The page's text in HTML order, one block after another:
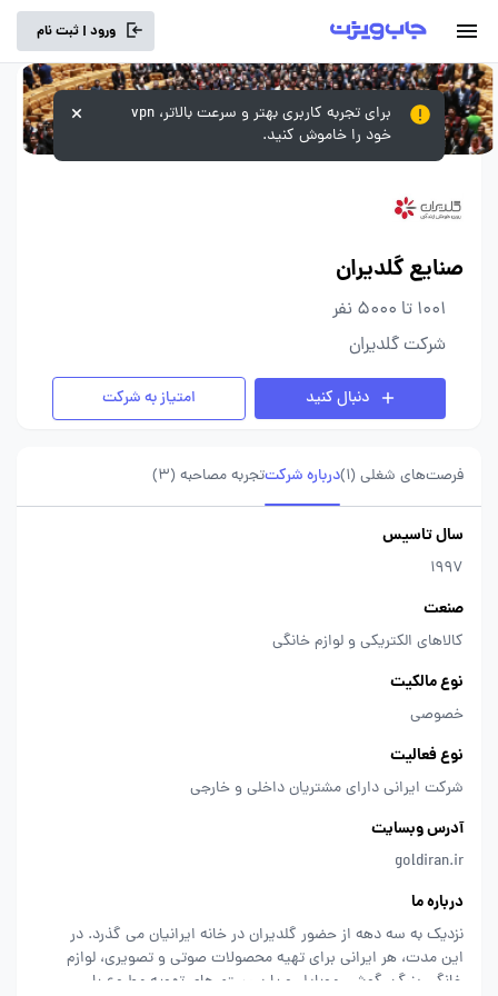
ورود | ثبت نام
صنایع گلدیران
1001 تا 5000 نفر
شرکت گلدیران
دنبال کنید امتیاز به شرکت
فرصت‌های شغلی (1) درباره شرکتتجربه مصاحبه (3)
سال تاسیس
1997
صنعت
کالاهای الکتریکی و لوازم خانگی
نوع مالکیت
خصوصی
نوع فعالیت
شرکت ایرانی دارای مشتریان داخلی و خارجی
آدرس وبسایت
goldiran.ir
درباره ما
نزدیک به سه دهه از حضور گلدیران در خانه ایرانیان می گذرد. در
این مدت، هر ایرانی برای تهیه محصولات صوتی و تصویری، لوازم
خانگی بزرگ، گوشی موبایل و یا سیستم های تهویه مطبوع با
برای تجربه کاربری بهتر و سرعت بالاتر، vpn
خود را خاموش کنید.